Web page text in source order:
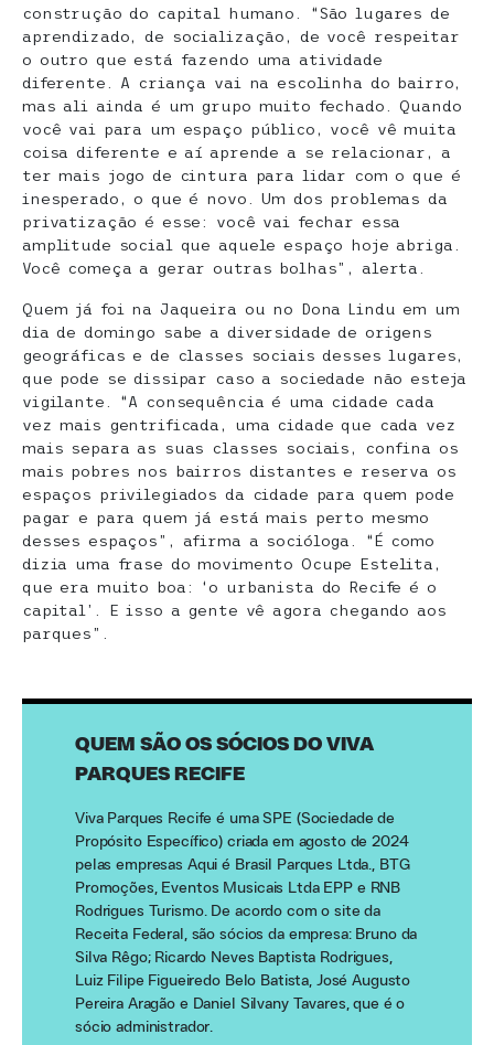
construção do capital humano. “São lugares de
aprendizado, de socialização, de você respeitar
o outro que está fazendo uma atividade
diferente. A criança vai na escolinha do bairro,
mas ali ainda é um grupo muito fechado. Quando
você vai para um espaço público, você vê muita
coisa diferente e aí aprende a se relacionar, a
ter mais jogo de cintura para lidar com o que é
inesperado, o que é novo. Um dos problemas da
privatização é esse: você vai fechar essa
amplitude social que aquele espaço hoje abriga.
Você começa a gerar outras bolhas”, alerta.
Quem já foi na Jaqueira ou no Dona Lindu em um
dia de domingo sabe a diversidade de origens
geográficas e de classes sociais desses lugares,
que pode se dissipar caso a sociedade não esteja
vigilante. “A consequência é uma cidade cada
vez mais gentrificada, uma cidade que cada vez
mais separa as suas classes sociais, confina os
mais pobres nos bairros distantes e reserva os
espaços privilegiados da cidade para quem pode
pagar e para quem já está mais perto mesmo
desses espaços”, afirma a socióloga. “É como
dizia uma frase do movimento Ocupe Estelita,
que era muito boa: ‘o urbanista do Recife é o
capital’. E isso a gente vê agora chegando aos
parques”.
QUEM SÃO OS SÓCIOS DO VIVA
PARQUES RECIFE
Viva Parques Recife é uma SPE (Sociedade de
Propósito Específico) criada em agosto de 2024
pelas empresas Aqui é Brasil Parques Ltda., BTG
Promoções, Eventos Musicais Ltda EPP e RNB
Rodrigues Turismo. De acordo com o site da
Receita Federal, são sócios da empresa: Bruno da
Silva Rêgo; Ricardo Neves Baptista Rodrigues,
Luiz Filipe Figueiredo Belo Batista, José Augusto
Pereira Aragão e Daniel Silvany Tavares, que é o
sócio administrador.